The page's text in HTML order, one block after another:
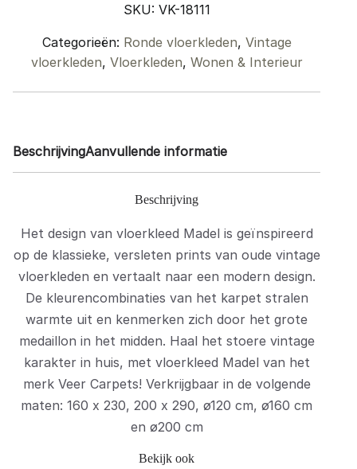
quantity
SKU: VK-18111
Categorieën: Ronde vloerkleden, Vintage
vloerkleden, Vloerkleden, Wonen & Interieur
BeschrijvingAanvullende informatie
Beschrijving
Het design van vloerkleed Madel is geïnspireerd
op de klassieke, versleten prints van oude vintage
vloerkleden en vertaalt naar een modern design.
De kleurencombinaties van het karpet stralen
warmte uit en kenmerken zich door het grote
medaillon in het midden. Haal het stoere vintage
karakter in huis, met vloerkleed Madel van het
merk Veer Carpets! Verkrijgbaar in de volgende
maten: 160 x 230, 200 x 290, ø120 cm, ø160 cm
en ø200 cm
Bekijk ook